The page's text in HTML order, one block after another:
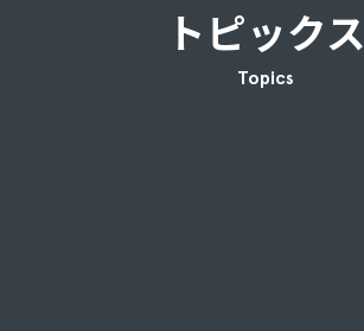
トピックス
Topics